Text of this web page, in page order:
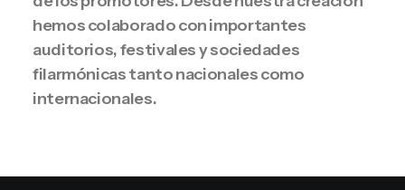
hemos colaborado con importantes
auditorios, festivales y sociedades
filarmónicas tanto nacionales como
internacionales.